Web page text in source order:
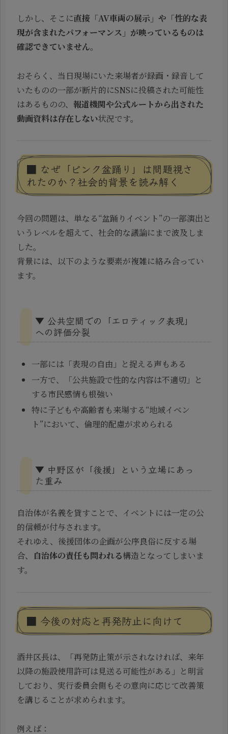
しかし、そこに直接「AV車両の展示」や「性的な表
現が含まれたパフォーマンス」が映っているものは
確認できていません。
おそらく、当日現場にいた来場者が録画・録音して
いたものの一部が断片的にSNSに投稿された可能性
はあるものの、 報道機関や公式ルートから出された
動画資料は存在しない状況です。
■ なぜ「ピンク盆踊り」は問題視さ
れたのか？社会的背景を読み解く
今回の問題は、単なる“盆踊りイベント”の一部演出と
いうレベルを超えて、社会的な議論にまで波及しま
した。
背景には、以下のような要素が複雑に絡み合ってい
ます。
▼ 公共空間での「エロティック表現」
への評価分裂
一部には「表現の自由」と捉える声もある
一方で、「公共施設で性的な内容は不適切」と
する市民感情も根強い
特に子どもや高齢者も来場する“地域イベン
ト”において、倫理的配慮が求められる
▼ 中野区が「後援」という立場にあっ
た重み
自治体が名義を貸すことで、イベントには一定の公
的信頼が付与されます。
それゆえ、後援団体の企画が公序良俗に反する場
合、
自治体の責任も問われる構造となってしまいま
す。
■ 今後の対応と再発防止に向けて
酒井区長は、「再発防止策が示されなければ、来年
以降の施設使用許可は見送る可能性がある」と明言
しており、実行委員会側もその意向に応じて改善策
を講じることが求められます。
例えば：